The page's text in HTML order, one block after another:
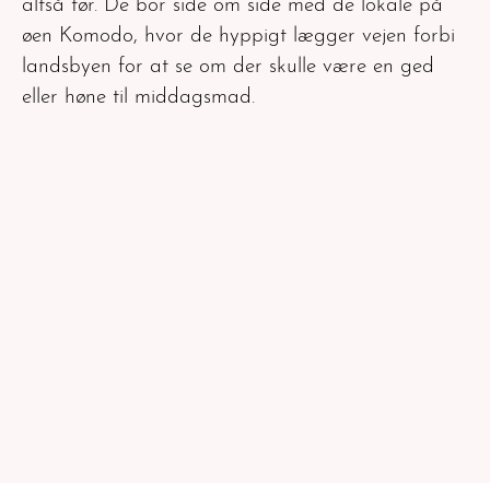
altså tør. De bor side om side med de lokale på
øen Komodo, hvor de hyppigt lægger vejen forbi
landsbyen for at se om der skulle være en ged
eller høne til middagsmad.